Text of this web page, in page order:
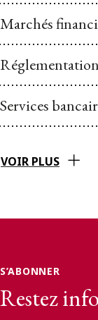
Marchés
Services
VOIR PLUS
S’ABONNER
Restez